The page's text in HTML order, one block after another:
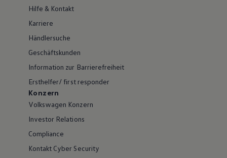
Hilfe & Kontakt
Karriere
Händlersuche
Geschäftskunden
Information zur Barrierefreiheit
Ersthelfer/ first responder
Konzern
Volkswagen Konzern
Investor Relations
Compliance
Kontakt Cyber Security